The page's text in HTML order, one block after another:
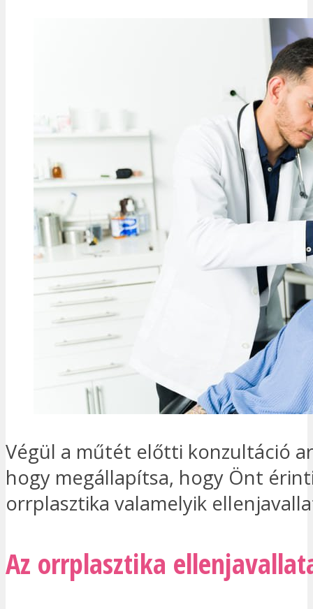
Végül a műtét előtti konzultáció
hogy megállapítsa, hogy Önt
orrplasztika valamelyik
Az orrplasztika